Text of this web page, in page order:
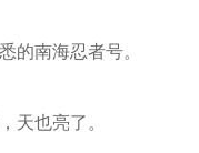
的南海忍者号。
天也亮了。